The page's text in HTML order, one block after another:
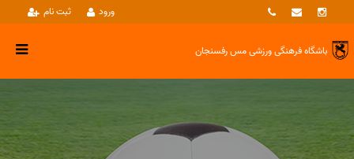
ثبت نام ورود
باشگاه فرهنگی ورزشیمس رفسنجان